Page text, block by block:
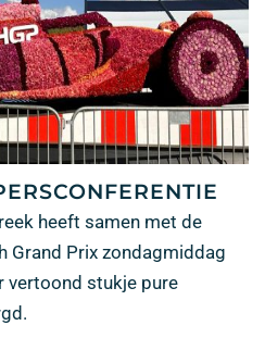
heeft samen met de
Grand Prix zondagmiddag
vertoond stukje pure